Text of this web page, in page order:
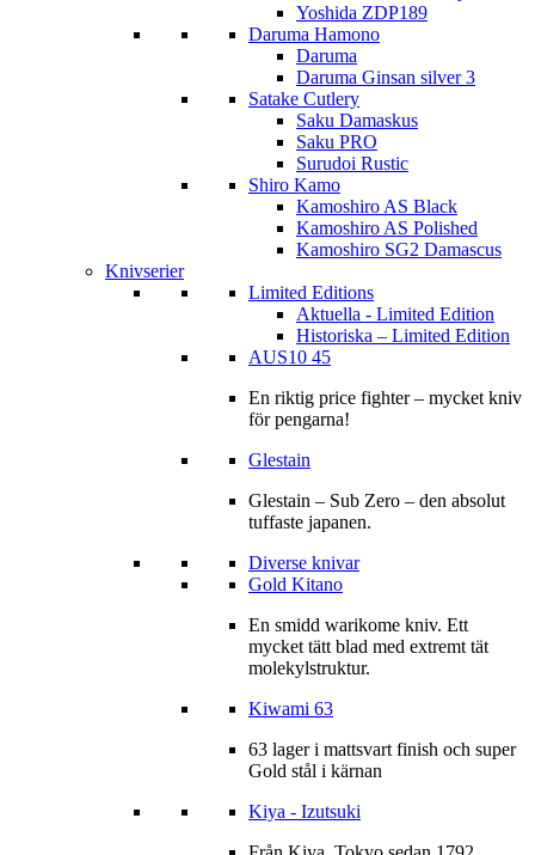
Yoshida ZDP189
Daruma Hamono
Daruma
Daruma Ginsan silver 3
Satake Cutlery
Saku Damaskus
Saku PRO
Surudoi Rustic
Shiro Kamo
Kamoshiro AS Black
Kamoshiro AS Polished
Kamoshiro SG2 Damascus
Knivserier
Limited Editions
Aktuella - Limited Edition
Historiska – Limited Edition
AUS10 45
En riktig price fighter – mycket kniv
för pengarna!
Glestain
Glestain – Sub Zero – den absolut
tuffaste japanen.
Diverse knivar
Gold Kitano
En smidd warikome kniv. Ett
mycket tätt blad med extremt tät
molekylstruktur.
Kiwami 63
63 lager i mattsvart finish och super
Gold stål i kärnan
Kiya - Izutsuki